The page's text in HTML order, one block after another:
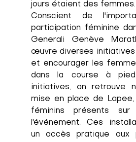
jours étaient des femmes.
Conscient de
participation féminine
Generali Genève
œuvre diverses initiatives
et encourager les
dans la course à
initiatives, on retrouve
mise en place de Lapee,
féminins présents
l'événement. Ces
un accès pratique aux